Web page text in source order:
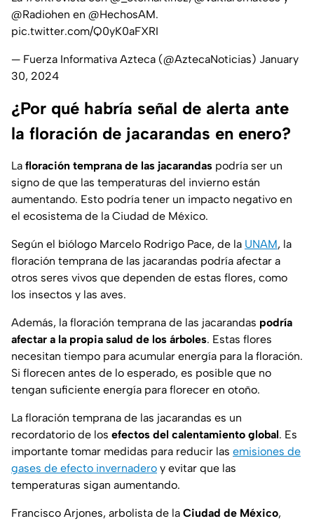
@Radiohen en @HechosAM.
pic.twitter.com/Q0yK0aFXRI
— Fuerza Informativa Azteca (@AztecaNoticias) January
30, 2024
¿Por qué habría señal de alerta ante
la floración de jacarandas en enero?
La floración temprana de las jacarandas podría ser un
signo de que las temperaturas del invierno están
aumentando. Esto podría tener un impacto negativo en
el ecosistema de la Ciudad de México.
Según el biólogo Marcelo Rodrigo Pace, de la UNAM, la
floración temprana de las jacarandas podría afectar a
otros seres vivos que dependen de estas flores, como
los insectos y las aves.
Además, la floración temprana de las jacarandas podría
afectar a la propia salud de los árboles. Estas flores
necesitan tiempo para acumular energía para la floración.
Si florecen antes de lo esperado, es posible que no
tengan suficiente energía para florecer en otoño.
La floración temprana de las jacarandas es un
recordatorio de los efectos del calentamiento global. Es
importante tomar medidas para reducir las emisiones de
gases de efecto invernadero y evitar que las
temperaturas sigan aumentando.
Francisco Arjones, arbolista de la Ciudad de México,